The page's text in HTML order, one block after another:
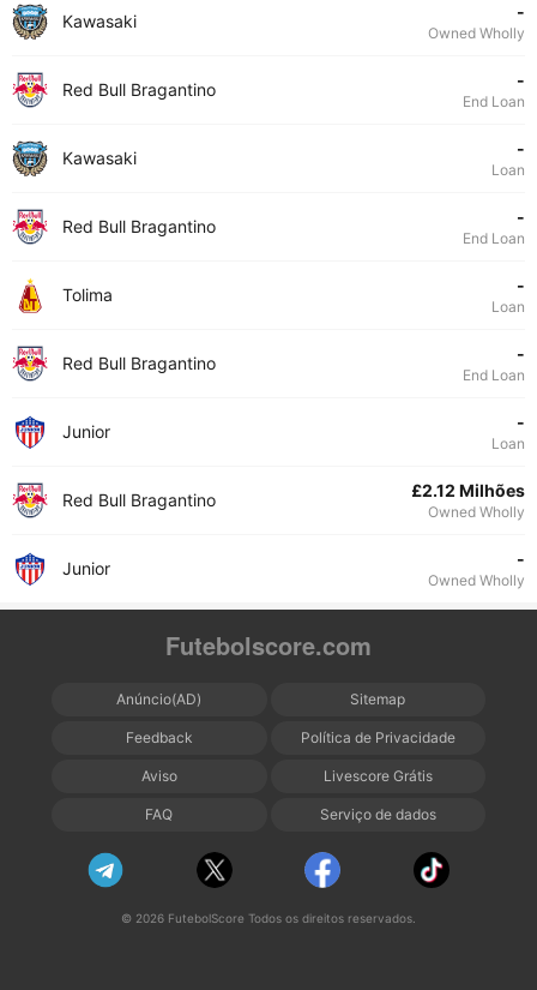
Kawasaki -
Owned Wholly
Red Bull Bragantino -
End Loan
Kawasaki -
Loan
Red Bull Bragantino -
End Loan
Tolima -
Loan
Red Bull Bragantino -
End Loan
Junior -
Loan
Red Bull Bragantino £2.12 Milhões
Owned Wholly
Junior -
Owned Wholly
Futebolscore.com
Anúncio(AD) Sitemap
Feedback Política de Privacidade
Aviso Livescore Grátis
FAQ Serviço de dados
© 2026 FutebolScore Todos os direitos reservados.